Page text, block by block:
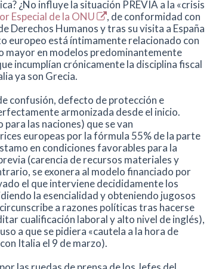
¿No influye la situación PREVIA a la «crisis
Especial de la ONU
, de conformidad con
Derechos Humanos y tras su visita a España
europeo está íntimamente relacionado con
mayor en modelos predominantemente
incumplían crónicamente la disciplina fiscal
ya son Grecia.
confusión, defecto de protección e
armonizada desde el inicio.
las naciones) que se van
europeas por la fórmula 55% de la parte
en condiciones favorables para la
(carencia de recursos materiales y
se exonera al modelo financiado por
el que interviene decididamente los
la esencialidad y obteniendo jugosos
a razones políticas tras hacerse
cualificación laboral y alto nivel de inglés),
a que se pidiera «cautela a la hora de
Italia el 9 de marzo).